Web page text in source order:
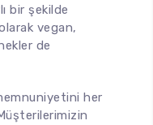
bir şekilde
vegan,
de
her